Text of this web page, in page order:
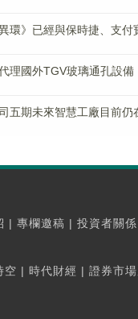
環》已經與保時捷、支
理國外TGV玻璃通孔設備
五期未來智慧工廠目前仍
| 專欄邀稿 | 投資者關係
空 | 時代財經 | 證券市場